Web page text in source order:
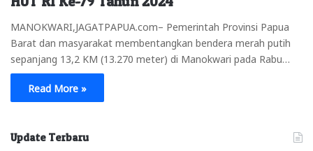
MANOKWARI,JAGATPAPUA.com– Pemerintah Provinsi Papua
Barat dan masyarakat membentangkan bendera merah putih
sepanjang 13,2 KM (13.270 meter) di Manokwari pada Rabu…
Read More »
Update Terbaru